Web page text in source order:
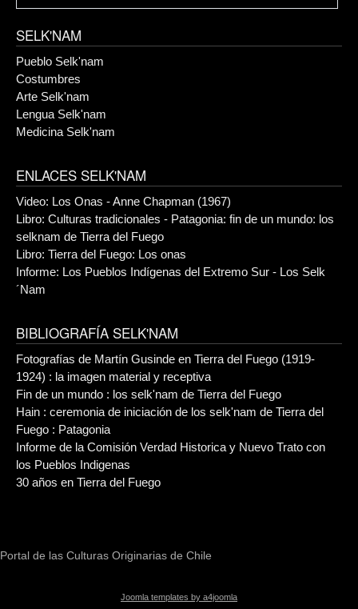
SELK'NAM
Pueblo Selk'nam
Costumbres
Arte Selk'nam
Lengua Selk'nam
Medicina Selk'nam
ENLACES SELK'NAM
Video: Los Onas - Anne Chapman (1967)
Libro: Culturas tradicionales - Patagonia: fin de un mundo: los
selknam de Tierra del Fuego
Libro: Tierra del Fuego: Los onas
Informe: Los Pueblos Indígenas del Extremo Sur - Los Selk
´Nam
BIBLIOGRAFÍA SELK'NAM
Fotografías de Martín Gusinde en Tierra del Fuego (1919-
1924) : la imagen material y receptiva
Fin de un mundo : los selk'nam de Tierra del Fuego
Hain : ceremonia de iniciación de los selk'nam de Tierra del
Fuego : Patagonia
Informe de la Comisión Verdad Historica y Nuevo Trato con
los Pueblos Indigenas
30 años en Tierra del Fuego
Portal de las Culturas Originarias de Chile
Joomla templates by a4joomla